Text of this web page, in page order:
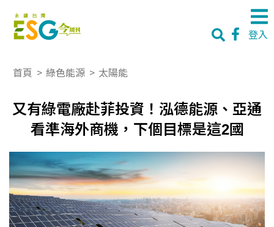
登入
首頁 > 綠色能源 > 太陽能
又有綠電廠赴菲投資！泓德能源、亞通
看準海外商機，下個目標是這2國